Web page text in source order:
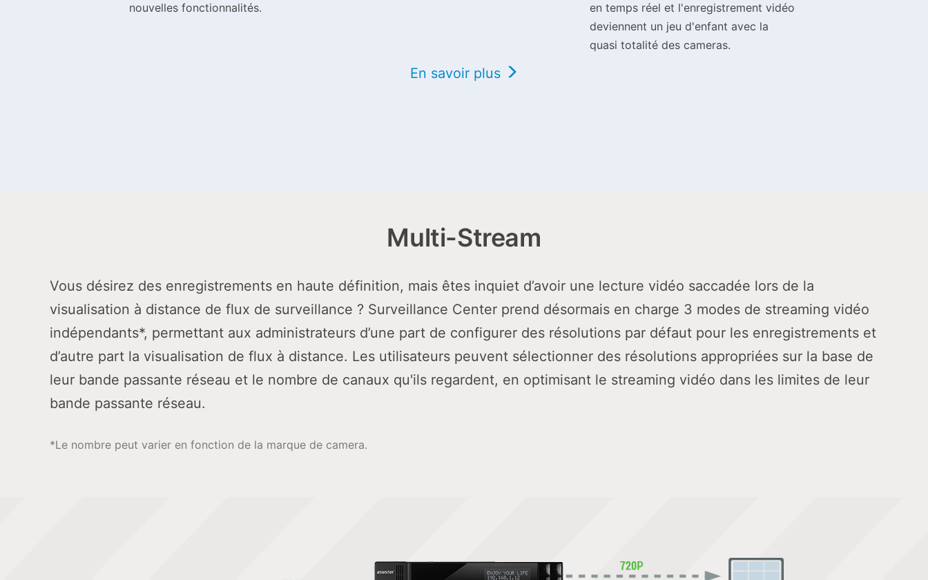
nouvelles fonctionnalités.
en temps réel et l'enregistrement vidéo
deviennent un jeu d'enfant avec la
quasi totalité des cameras.
En savoir plus
Multi-Stream
Vous désirez des enregistrements en haute définition, mais êtes inquiet d’avoir une lecture vidéo saccadée lors de la
visualisation à distance de flux de surveillance ? Surveillance Center prend désormais en charge 3 modes de streaming vidéo
indépendants*, permettant aux administrateurs d’une part de configurer des résolutions par défaut pour les enregistrements et
d’autre part la visualisation de flux à distance. Les utilisateurs peuvent sélectionner des résolutions appropriées sur la base de
leur bande passante réseau et le nombre de canaux qu'ils regardent, en optimisant le streaming vidéo dans les limites de leur
bande passante réseau.
*Le nombre peut varier en fonction de la marque de camera.